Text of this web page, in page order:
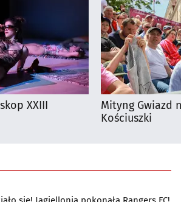
XXIII
Mityng Gwiazd
Kościuszki